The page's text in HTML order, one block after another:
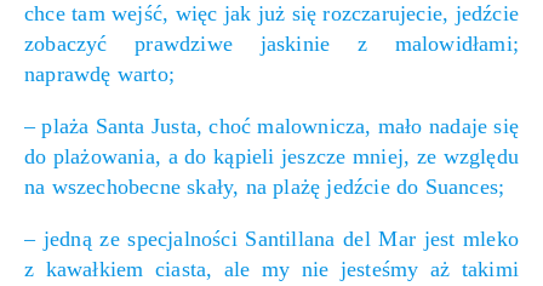
chce tam wejść, więc jak już się rozczarujecie, jedźcie
zobaczyć prawdziwe jaskinie z malowidłami;
naprawdę warto;
– plaża Santa Justa, choć malownicza, mało nadaje się
do plażowania, a do kąpieli jeszcze mniej, ze względu
na wszechobecne skały, na plażę jedźcie do Suances;
– jedną ze specjalności Santillana del Mar jest mleko
z kawałkiem ciasta, ale my nie jesteśmy aż takimi